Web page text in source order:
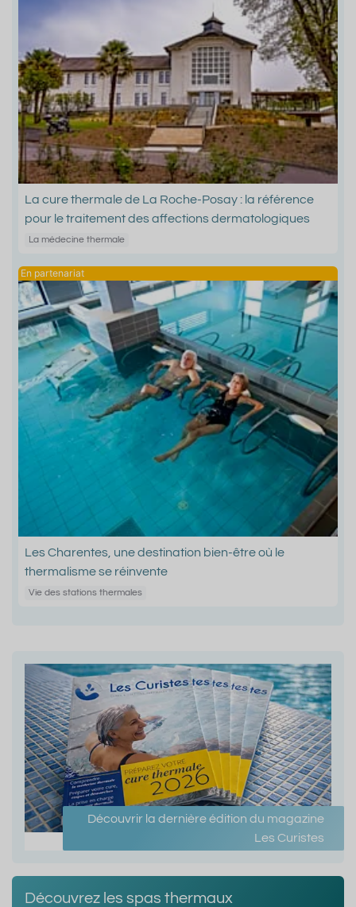
La cure thermale de La Roche-Posay : la référence
pour le traitement des affections dermatologiques
La médecine thermale
Les Charentes, une destination bien-être où le
thermalisme se réinvente
Vie des stations thermales
Découvrir la dernière édition du magazine
Les Curistes
Découvrez les spas thermaux